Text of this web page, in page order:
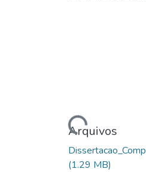
Carregando...
Arquivos
(1.29 MB)